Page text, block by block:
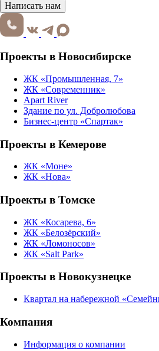
Написать нам
Проекты в Новосибирске
ЖК «Промышленная, 7»
ЖК «Современник»
Apart River
Здание по ул. Добролюбова
Бизнес-центр «Спартак»
Проекты в Кемерове
ЖК «Моне»
ЖК «Нова»
Проекты в Томске
ЖК «Косарева, 6»
ЖК «Белозёрский»
ЖК «Ломоносов»
ЖК «Salt Park»
Проекты в Новокузнецке
Квартал на набережной
Компания
Информация о компании